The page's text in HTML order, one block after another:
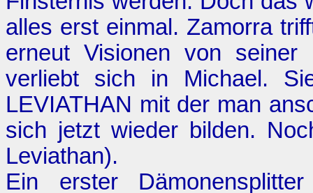
alles erst einmal. Zamorra
erneut Visionen von seiner
verliebt sich in Michael.
LEVIATHAN mit der man
sich jetzt wieder bilden.
Leviathan).
Ein erster